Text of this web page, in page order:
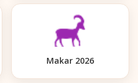
Makar 2026